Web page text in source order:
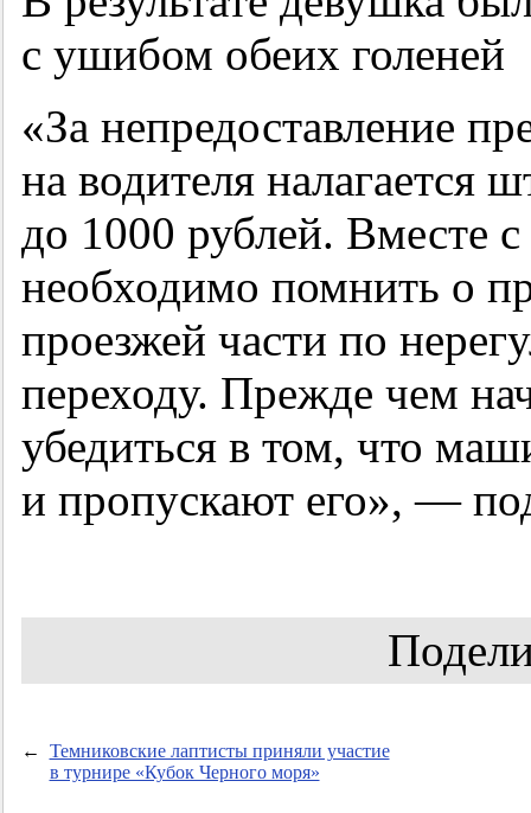
с ушибом обеих голеней
«За непредоставление
на водителя налагается
до 1000 рублей. Вместе
необходимо помнить о
проезжей части по
переходу. Прежде чем
убедиться в том, что
и пропускают его», —
←
Темниковские лаптисты приняли участие
в турнире «Кубок Черного моря»